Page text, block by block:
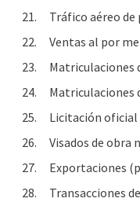
21.
Tráfico aéreo de
22.
Ventas al por
23.
Matriculaciones
24.
Matriculaciones
25.
Licitación oficial
26.
Visados de obra
27.
Exportaciones
28.
Transacciones